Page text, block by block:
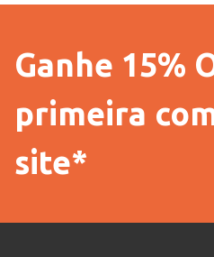
Ganhe 15%
primeira
site*